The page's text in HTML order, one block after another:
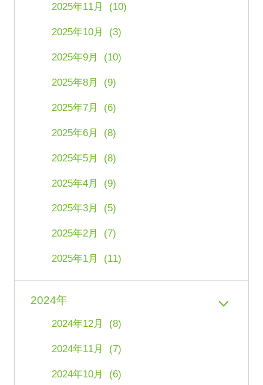
2025年11月 (10)
2025年10月 (3)
2025年9月 (10)
2025年8月 (9)
2025年7月 (6)
2025年6月 (8)
2025年5月 (8)
2025年4月 (9)
2025年3月 (5)
2025年2月 (7)
2025年1月 (11)
2024年
2024年12月 (8)
2024年11月 (7)
2024年10月 (6)